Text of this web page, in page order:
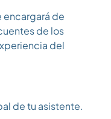
encargará de
de los
del
de tu asistente.